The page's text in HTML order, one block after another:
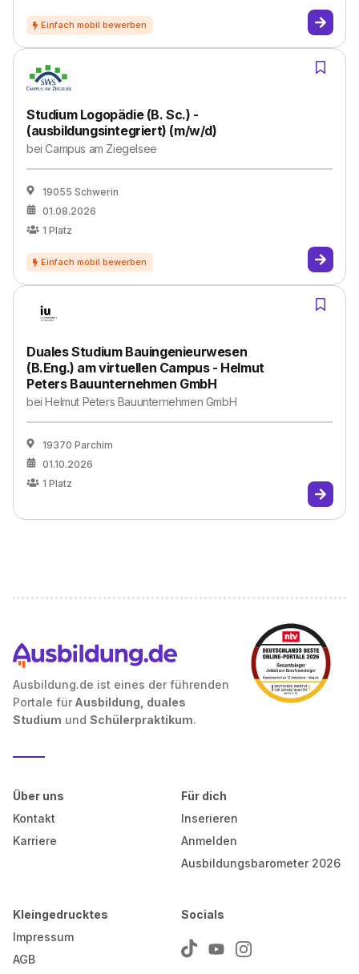
Studium Logopädie (B. Sc.) -
(ausbildungsintegriert) (m/w/d)
beiCampus am Ziegelsee
19055 Schwerin
01.08.2026
1 Platz
Duales Studium Bauingenieurwesen
(B.Eng.) am virtuellen Campus - Helmut
Peters Bauunternehmen GmbH
beiHelmut Peters Bauunternehmen GmbH
19370 Parchim
01.10.2026
1 Platz
Ausbildung.de ist eines der führenden
Portale für Ausbildung, duales
Studium und Schülerpraktikum.
Über uns
Kontakt
Karriere
Für dich
Inserieren
Anmelden
Ausbildungsbarometer 2026
Kleingedrucktes
Impressum
AGB
Socials